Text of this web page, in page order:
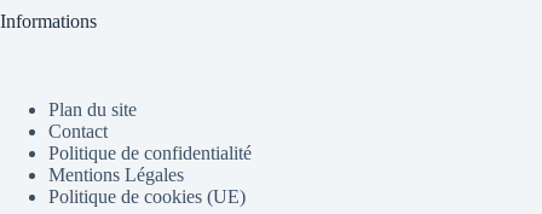
Informations
Plan du site
Contact
Politique de confidentialité
Mentions Légales
Politique de cookies (UE)